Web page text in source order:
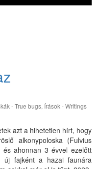
- True bugs, Írások - Writings
azt a hihetetlen hírt, hogy
alkonypoloska (Fulvius
ahonnan 3 évvel ezelőtt
új fajként a hazai faunára